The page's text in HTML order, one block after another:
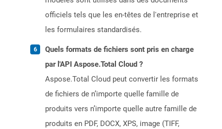
officiels tels que les en-têtes de l'entreprise et
les formulaires standardisés.
Quels formats de fichiers sont pris en charge
par l'API Aspose.Total Cloud ?
Aspose.Total Cloud peut convertir les formats
de fichiers de n’importe quelle famille de
produits vers n’importe quelle autre famille de
produits en PDF, DOCX, XPS, image (TIFF,